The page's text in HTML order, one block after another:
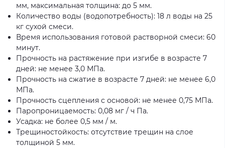
мм, максимальная толщина: до 5 мм.
Количество воды (водопотребность): 18 л воды на 25
кг сухой смеси.
Время использования готовой растворной смеси: 60
минут.
Прочность на растяжение при изгибе в возрасте 7
дней: не менее 3,0 МПа.
Прочность на сжатие в возрасте 7 дней: не менее 6,0
МПа.
Прочность сцепления с основой: не менее 0,75 МПа.
Паропроницаемость: 0,08 мг / ч Па.
Усадка: не более 0,5 мм / м.
Трещиностойкость: отсутствие трещин на слое
толщиной 5 мм.